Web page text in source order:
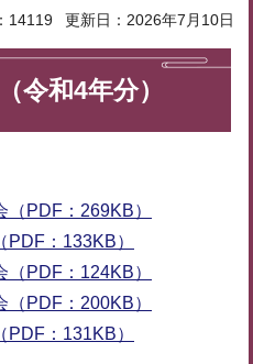
14119 更新日：2026年7月10日
令和4年分）
PDF：269KB）
：133KB）
PDF：124KB）
PDF：200KB）
：131KB）